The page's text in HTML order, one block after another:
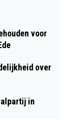
voor
over
in